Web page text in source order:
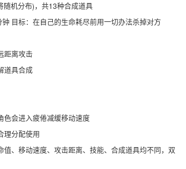
随机分布)，共13种合成道具
目标：在自己的生命耗尽前用一切办法杀掉对方
距离攻击
道具合成
色会进入疲倦减缓移动速度
理分配使用
值、移动速度、攻击距离、技能、合成道具均不同，双